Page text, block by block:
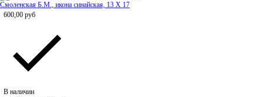
Смоленская Б.М., икона синайская, 13 Х 17
600,00 руб
В наличии